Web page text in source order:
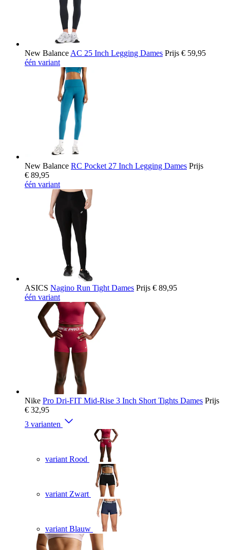
New Balance AC 25 Inch Legging Dames Prijs € 59,95
één variant
New Balance RC Pocket 27 Inch Legging Dames Prijs
€ 89,95
één variant
ASICS Nagino Run Tight Dames Prijs € 89,95
één variant
Nike Pro Dri-FIT Mid-Rise 3 Inch Short Tights Dames Prijs
€ 32,95
3 varianten
variant Rood
variant Zwart
variant Blauw